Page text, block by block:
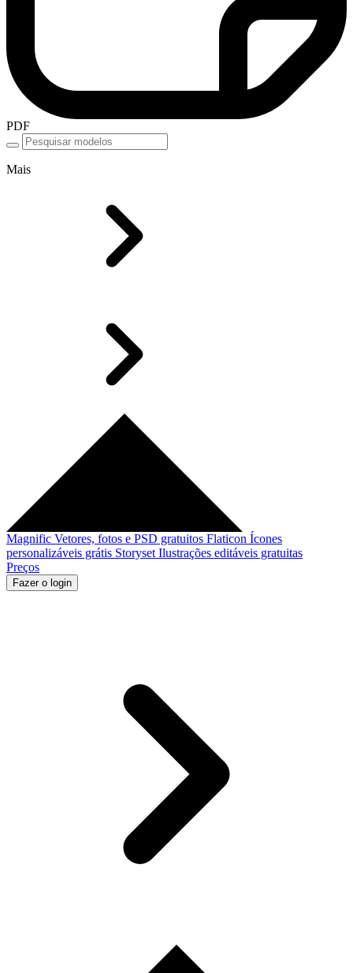
PDF
Mais
Magnific Vetores, fotos e PSD gratuitos Flaticon Ícones
personalizáveis grátis Storyset Ilustrações editáveis gratuitas
Preços
Fazer o login